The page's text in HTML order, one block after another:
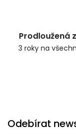
Prodloužená
3 roky na
Odebírat